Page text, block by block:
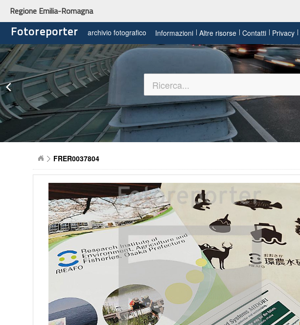
Regione Emilia-Romagna
Fotoreporter archivio fotografico Informazioni Altre risorse Contatti Privacy
FRER0037804